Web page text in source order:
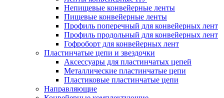
Непищевые конвейерные ленты
Пищевые конвейерные ленты
Профиль поперечный для конвейерных лент
Профиль продольный для конвейерных лент
Гофроборт для конвейерных лент
Пластинчатые цепи и звездочки
Аксессуары для пластинчатых цепей
Металлические пластинчатые цепи
Пластиковые пластинчатые цепи
Направляющие